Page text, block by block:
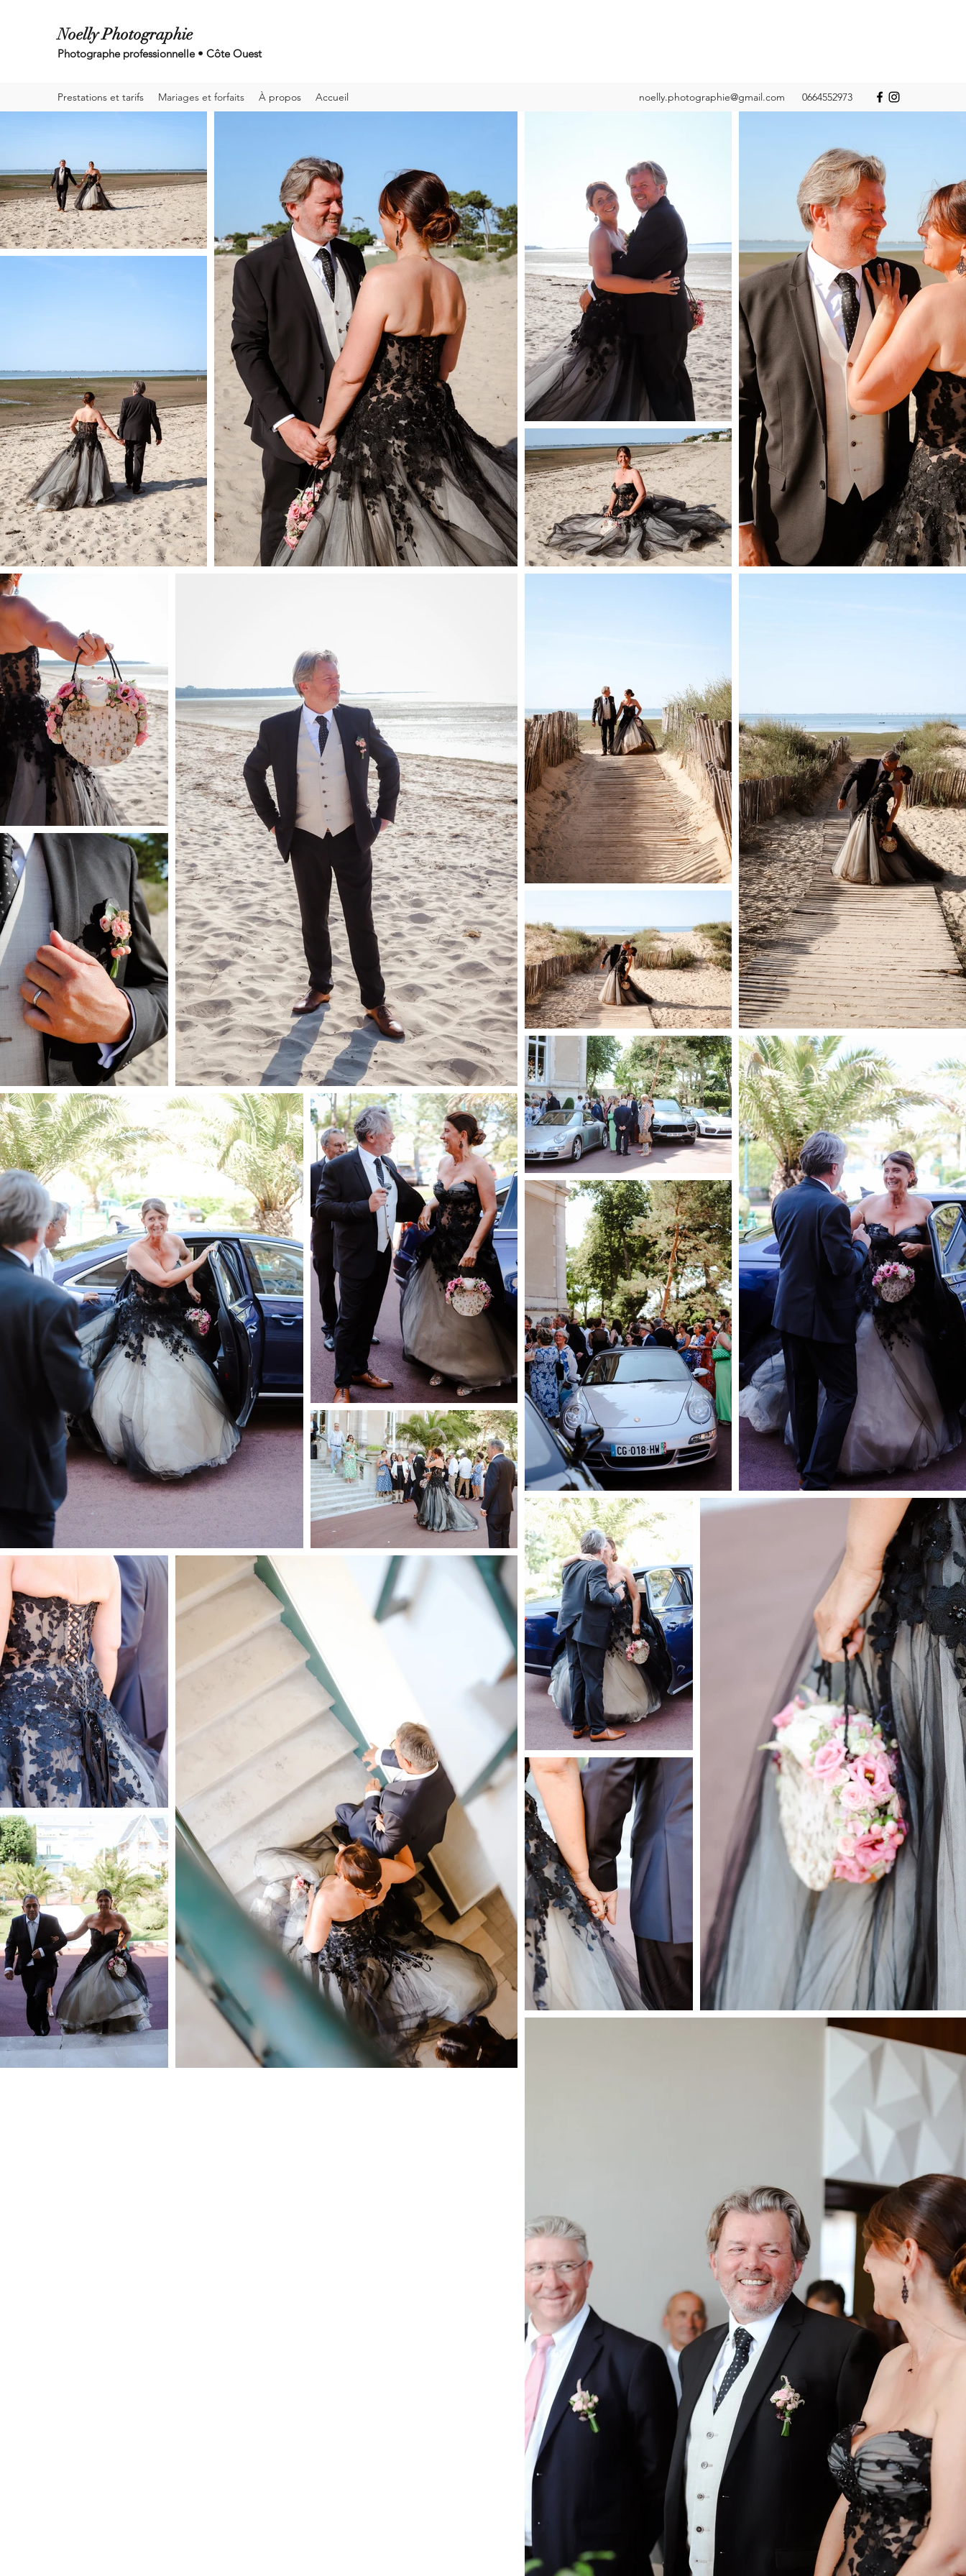
Noelly Photographie
Photographe professionnelle • Côte Ouest
Prestations et tarifs Mariages et forfaits À propos Accueil noelly.photographie@gmail.com 0664552973